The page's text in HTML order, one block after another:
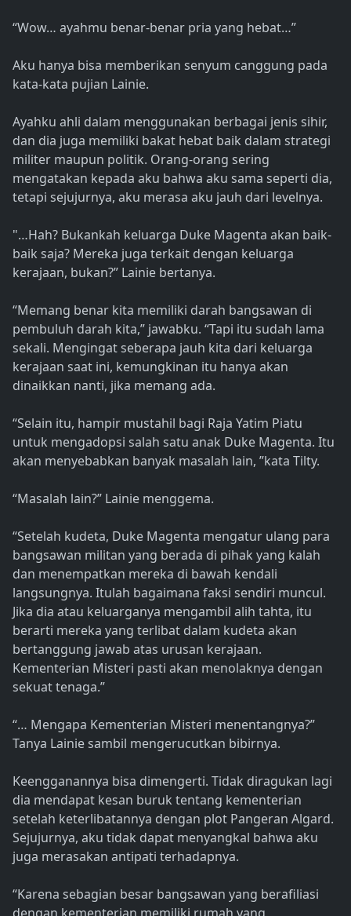
“Wow… ayahmu benar-benar pria yang hebat…”
Aku hanya bisa memberikan senyum canggung pada
kata-kata pujian Lainie.
Ayahku ahli dalam menggunakan berbagai jenis sihir,
dan dia juga memiliki bakat hebat baik dalam strategi
militer maupun politik. Orang-orang sering
mengatakan kepada aku bahwa aku sama seperti dia,
tetapi sejujurnya, aku merasa aku jauh dari levelnya.
"…Hah? Bukankah keluarga Duke Magenta akan baik-
baik saja? Mereka juga terkait dengan keluarga
kerajaan, bukan?” Lainie bertanya.
“Memang benar kita memiliki darah bangsawan di
pembuluh darah kita,” jawabku. “Tapi itu sudah lama
sekali. Mengingat seberapa jauh kita dari keluarga
kerajaan saat ini, kemungkinan itu hanya akan
dinaikkan nanti, jika memang ada.
“Selain itu, hampir mustahil bagi Raja Yatim Piatu
untuk mengadopsi salah satu anak Duke Magenta. Itu
akan menyebabkan banyak masalah lain, ”kata Tilty.
“Masalah lain?” Lainie menggema.
“Setelah kudeta, Duke Magenta mengatur ulang para
bangsawan militan yang berada di pihak yang kalah
dan menempatkan mereka di bawah kendali
langsungnya. Itulah bagaimana faksi sendiri muncul.
Jika dia atau keluarganya mengambil alih tahta, itu
berarti mereka yang terlibat dalam kudeta akan
bertanggung jawab atas urusan kerajaan.
Kementerian Misteri pasti akan menolaknya dengan
sekuat tenaga.”
“… Mengapa Kementerian Misteri menentangnya?”
Tanya Lainie sambil mengerucutkan bibirnya.
Keengganannya bisa dimengerti. Tidak diragukan lagi
dia mendapat kesan buruk tentang kementerian
setelah keterlibatannya dengan plot Pangeran Algard.
Sejujurnya, aku tidak dapat menyangkal bahwa aku
juga merasakan antipati terhadapnya.
“Karena sebagian besar bangsawan yang berafiliasi